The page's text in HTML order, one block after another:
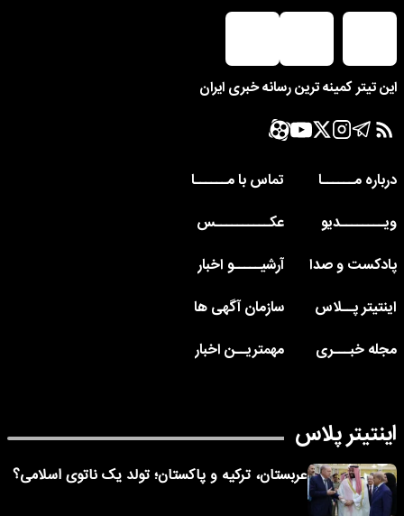
این تیتر کمینه ترین رسانه خبری ایران
درباره مــــــا
تماس با مــــــا
ویــــــــدیو
عکــــــــــس
پادکست و صدا
آرشیـــــو اخبار
اینتیتر پــلاس
سازمان آگهی ها
مجله خبـــری
مهمتریــن اخبار
اینتیتر پلاس
عربستان، ترکیه و پاکستان؛ تولد یک ناتوی اسلامی؟